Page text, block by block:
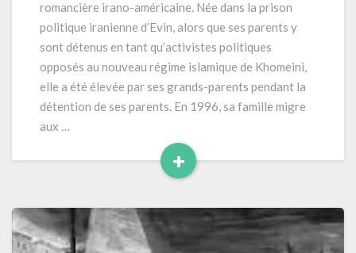
(2014)
331
pages
romancière irano-américaine. Née dans la prison
politique iranienne d’Evin, alors que ses parents y
sont détenus en tant qu’activistes politiques
opposés au nouveau régime islamique de Khomeini,
elle a été élevée par ses grands-parents pendant la
détention de ses parents. En 1996, sa famille migre
aux …
+
Read